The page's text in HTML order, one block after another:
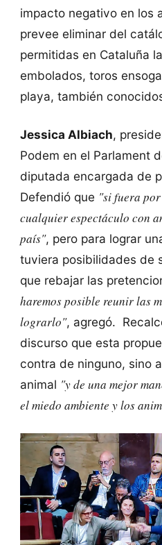
impacto negativo en los
prevee eliminar del
permitidas en Cataluña
embolados, toros
playa, también
Jessica Albiach,
Podem en el Parlament
diputada encargada de
Defendió que "si fuera
cualquier espectáculo con
país", pero para lograr
tuviera posibilidades de
que rebajar las
haremos posible reunir las
lograrlo", agregó.
discurso que esta
contra de ninguno, sino
animal "y de una mejor
el miedo ambiente y los